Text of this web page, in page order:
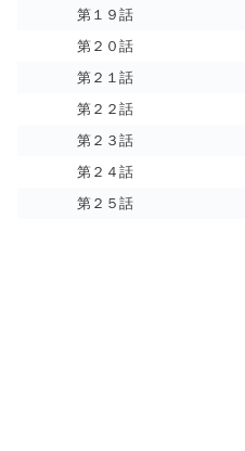
第１９話
第２０話
第２１話
第２２話
第２３話
第２４話
第２５話